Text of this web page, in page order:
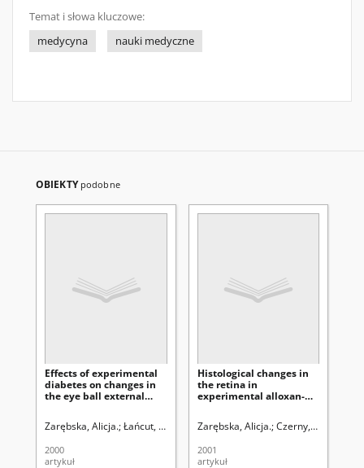
Temat i słowa kluczowe:
medycyna
nauki medyczne
OBIEKTY podobne
Effects of experimental
diabetes on changes in
the eye ball external
Zarębska, Alicja. Łańcut, Mirosław. Machowicz-Matejko, Eulalia.
2000
artykuł
Histological changes in
the retina in
experimental alloxan-
Zarębska, Alicja. Czerny, Krystyna.
2001
artykuł